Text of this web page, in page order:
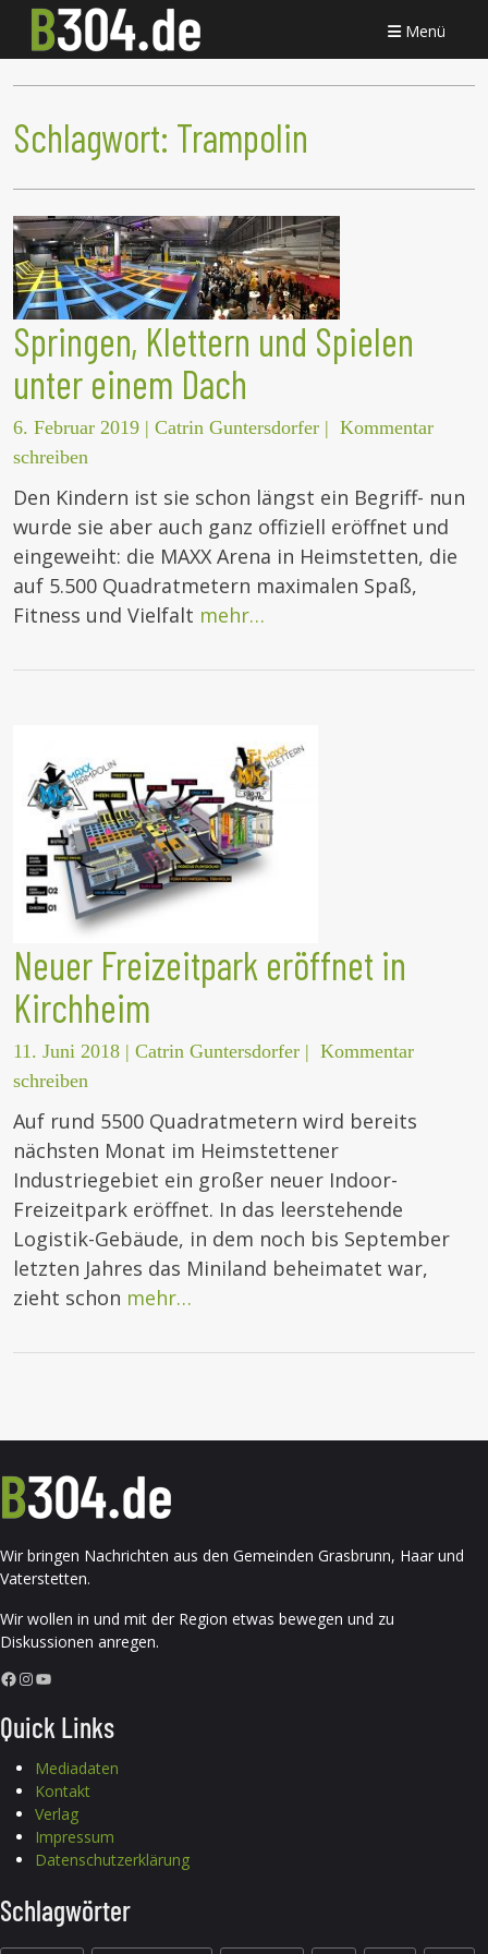
Menü
Schlagwort: Trampolin
Springen, Klettern und Spielen
unter einem Dach
6. Februar 2019 | Catrin Guntersdorfer | Kommentar
schreiben
Den Kindern ist sie schon längst ein Begriff- nun
wurde sie aber auch ganz offiziell eröffnet und
eingeweiht: die MAXX Arena in Heimstetten, die
auf 5.500 Quadratmetern maximalen Spaß,
Fitness und Vielfalt mehr…
Neuer Freizeitpark eröffnet in
Kirchheim
11. Juni 2018 | Catrin Guntersdorfer | Kommentar
schreiben
Auf rund 5500 Quadratmetern wird bereits
nächsten Monat im Heimstettener
Industriegebiet ein großer neuer Indoor-
Freizeitpark eröffnet. In das leerstehende
Logistik-Gebäude, in dem noch bis September
letzten Jahres das Miniland beheimatet war,
zieht schon mehr…
Wir bringen Nachrichten aus den Gemeinden Grasbrunn, Haar und
Vaterstetten.
Wir wollen in und mit der Region etwas bewegen und zu
Diskussionen anregen.
Facebook InstagramYouTube
Quick Links
Mediadaten
Kontakt
Verlag
Impressum
Datenschutzerklärung
Schlagwörter